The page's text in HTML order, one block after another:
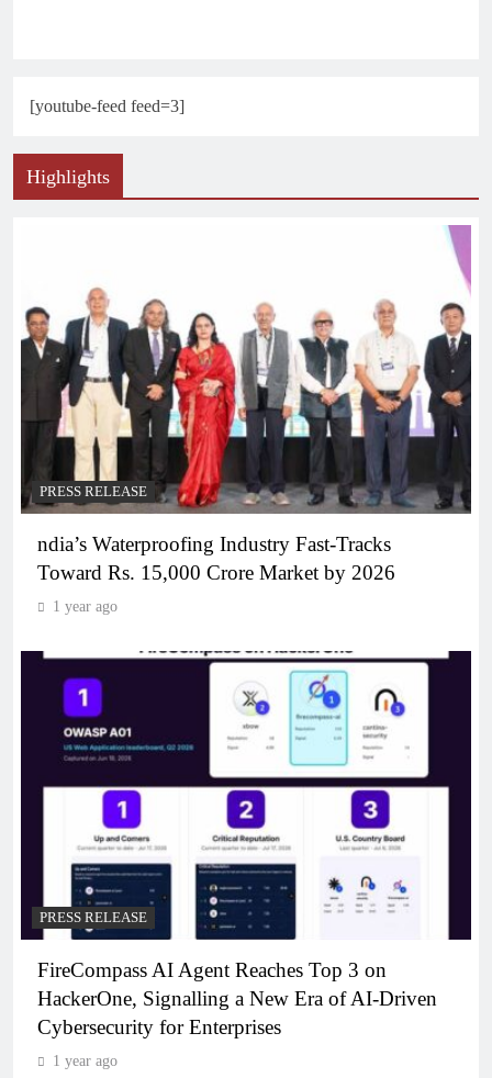
[youtube-feed feed=3]
Highlights
PRESS RELEASE
ndia’s Waterproofing Industry Fast-Tracks
Toward Rs. 15,000 Crore Market by 2026
1 year ago
PRESS RELEASE
FireCompass AI Agent Reaches Top 3 on
HackerOne, Signalling a New Era of AI-Driven
Cybersecurity for Enterprises
1 year ago